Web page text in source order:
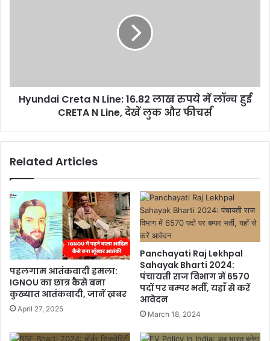
Hyundai Creta N Line: 16.82 लाख रुपये में लॉन्च हुई
CRETA N Line, देखें लुक और फीचर्स
Related Articles
पहलगाम आतंकवादी हमला:
IGNOU का छात्र कैसे बना
कुख्यात आतंकवादी, जानें ख़बर
April 27, 2025
Panchayati Raj Lekhpal
Sahayak Bharti 2024:
पंचायती राज विभाग में 6570
पदों पर बम्पर भर्ती, यहाँ से करें
आवेदन
March 18, 2024